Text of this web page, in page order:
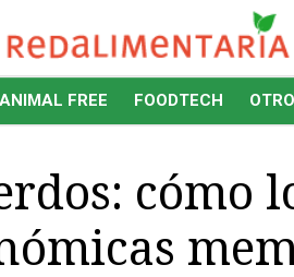
ANIMAL FREE FOODTECH
cómo